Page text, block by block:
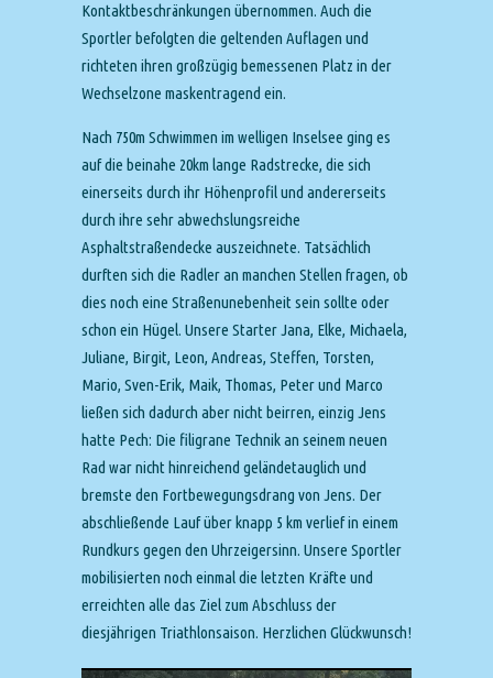
Kontaktbeschränkungen übernommen. Auch die
Sportler befolgten die geltenden Auflagen und
richteten ihren großzügig bemessenen Platz in der
Wechselzone maskentragend ein.
Nach 750m Schwimmen im welligen Inselsee ging es
auf die beinahe 20km lange Radstrecke, die sich
einerseits durch ihr Höhenprofil und andererseits
durch ihre sehr abwechslungsreiche
Asphaltstraßendecke auszeichnete. Tatsächlich
durften sich die Radler an manchen Stellen fragen, ob
dies noch eine Straßenunebenheit sein sollte oder
schon ein Hügel. Unsere Starter Jana, Elke, Michaela,
Juliane, Birgit, Leon, Andreas, Steffen, Torsten,
Mario, Sven-Erik, Maik, Thomas, Peter und Marco
ließen sich dadurch aber nicht beirren, einzig Jens
hatte Pech: Die filigrane Technik an seinem neuen
Rad war nicht hinreichend geländetauglich und
bremste den Fortbewegungsdrang von Jens. Der
abschließende Lauf über knapp 5 km verlief in einem
Rundkurs gegen den Uhrzeigersinn. Unsere Sportler
mobilisierten noch einmal die letzten Kräfte und
erreichten alle das Ziel zum Abschluss der
diesjährigen Triathlonsaison. Herzlichen Glückwunsch!